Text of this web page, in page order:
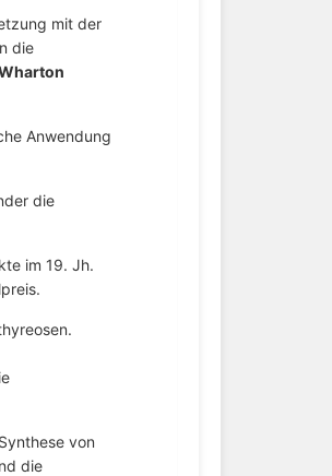
mit der
die
Anwendung
die
im 19. Jh.
von
die